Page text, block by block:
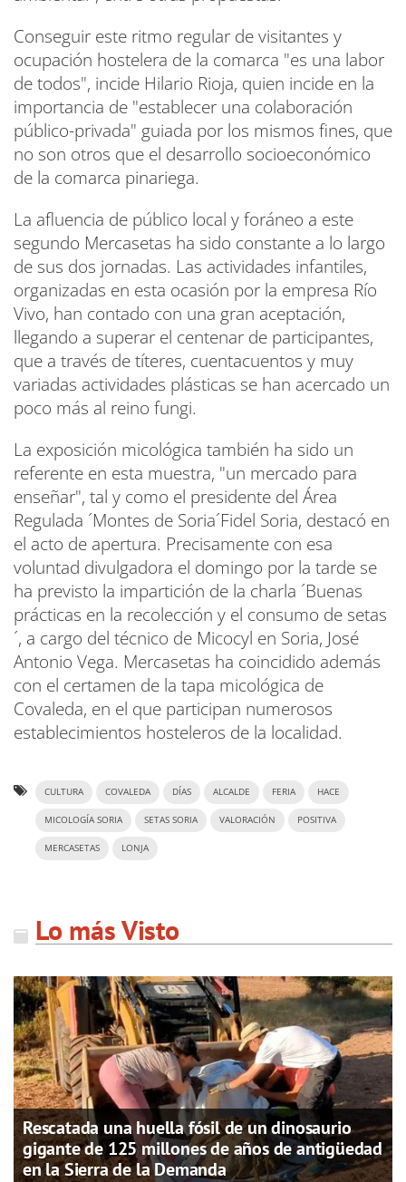
Conseguir este ritmo regular de visitantes y
ocupación hostelera de la comarca "es una labor
de todos", incide Hilario Rioja, quien incide en la
importancia de "establecer una colaboración
público-privada" guiada por los mismos fines, que
no son otros que el desarrollo socioeconómico
de la comarca pinariega.
La afluencia de público local y foráneo a este
segundo Mercasetas ha sido constante a lo largo
de sus dos jornadas. Las actividades infantiles,
organizadas en esta ocasión por la empresa Río
Vivo, han contado con una gran aceptación,
llegando a superar el centenar de participantes,
que a través de títeres, cuentacuentos y muy
variadas actividades plásticas se han acercado un
poco más al reino fungi.
La exposición micológica también ha sido un
referente en esta muestra, "un mercado para
enseñar", tal y como el presidente del Área
Regulada ´Montes de Soria´Fidel Soria, destacó en
el acto de apertura. Precisamente con esa
voluntad divulgadora el domingo por la tarde se
ha previsto la impartición de la charla ´Buenas
prácticas en la recolección y el consumo de setas
´, a cargo del técnico de Micocyl en Soria, José
Antonio Vega. Mercasetas ha coincidido además
con el certamen de la tapa micológica de
Covaleda, en el que participan numerosos
establecimientos hosteleros de la localidad.
CULTURA COVALEDA DÍAS ALCALDE FERIA HACE
MICOLOGÍA SORIA SETAS SORIA VALORACIÓN POSITIVA
MERCASETAS LONJA
Lo más Visto
Rescatada una huella fósil de un dinosaurio
gigante de 125 millones de años de antigüedad
en la Sierra de la Demanda